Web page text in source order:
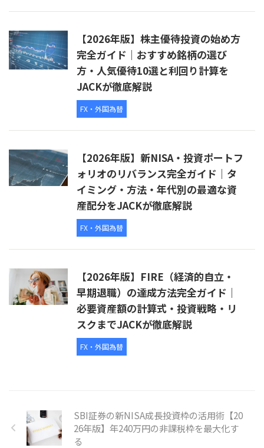
【2026年版】株主優待投資の始め方
完全ガイド｜おすすめ銘柄の選び
方・人気優待10選と利回り計算を
JACKが徹底解説
FX・外国為替
【2026年版】新NISA・投資ポートフ
ォリオのリバランス完全ガイド｜タ
イミング・方法・年代別の最適な資
産配分をJACKが徹底解説
FX・外国為替
【2026年版】FIRE（経済的自立・
早期退職）の達成方法完全ガイド｜
必要資産額の計算式・投資戦略・リ
スクまでJACKが徹底解説
FX・外国為替
SBI証券の新NISA成長投資枠の活用術【20
26年版】年240万円の非課税枠を最大化す
る